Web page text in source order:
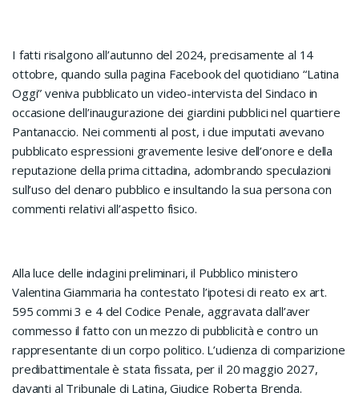
I fatti risalgono all’autunno del 2024, precisamente al 14
ottobre, quando sulla pagina Facebook del quotidiano “Latina
Oggi” veniva pubblicato un video-intervista del Sindaco in
occasione dell’inaugurazione dei giardini pubblici nel quartiere
Pantanaccio. Nei commenti al post, i due imputati avevano
pubblicato espressioni gravemente lesive dell’onore e della
reputazione della prima cittadina, adombrando speculazioni
sull’uso del denaro pubblico e insultando la sua persona con
commenti relativi all’aspetto fisico.
Alla luce delle indagini preliminari, il Pubblico ministero
Valentina Giammaria ha contestato l’ipotesi di reato ex art.
595 commi 3 e 4 del Codice Penale, aggravata dall’aver
commesso il fatto con un mezzo di pubblicità e contro un
rappresentante di un corpo politico. L’udienza di comparizione
predibattimentale è stata fissata, per il 20 maggio 2027,
davanti al Tribunale di Latina, Giudice Roberta Brenda.